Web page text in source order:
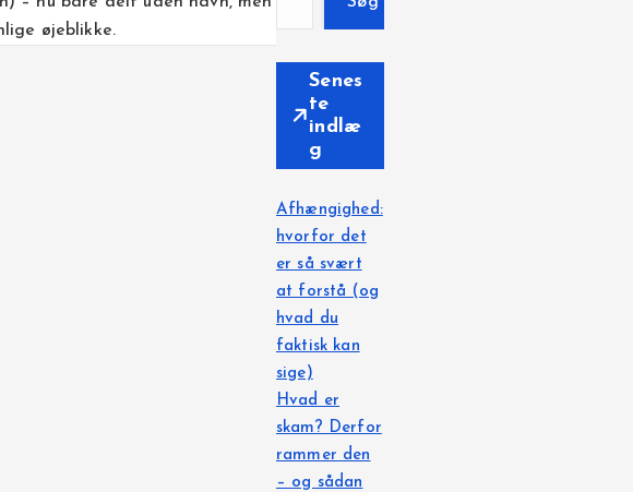
øjeblikke.
Senes
te
indlæ
g
Afhængighed:
hvorfor det
er så svært
at forstå (og
hvad du
faktisk kan
sige)
Hvad er
skam? Derfor
rammer den
– og sådan